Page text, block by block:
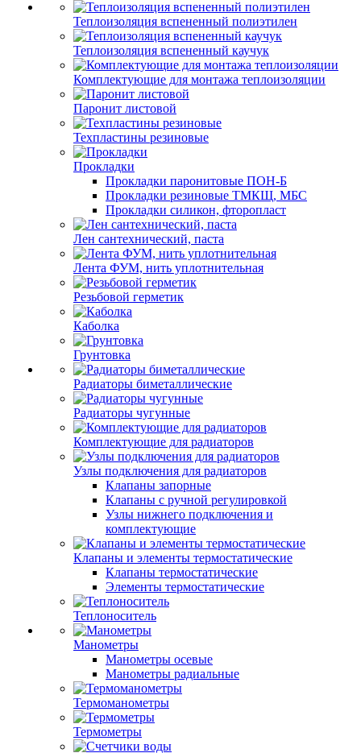
Теплоизоляция вспененный полиэтилен
Теплоизоляция вспененный каучук
Комплектующие для монтажа теплоизоляции
Паронит листовой
Техпластины резиновые
Прокладки
Прокладки паронитовые ПОН-Б
Прокладки резиновые ТМКЩ, МБС
Прокладки силикон, фторопласт
Лен сантехнический, паста
Лента ФУМ, нить уплотнительная
Резьбовой герметик
Каболка
Грунтовка
Радиаторы биметаллические
Радиаторы чугунные
Комплектующие для радиаторов
Узлы подключения для радиаторов
Клапаны запорные
Клапаны с ручной регулировкой
Узлы нижнего подключения и
комплектующие
Клапаны и элементы термостатические
Клапаны термостатические
Элементы термостатические
Теплоноситель
Манометры
Манометры осевые
Манометры радиальные
Термоманометры
Термометры